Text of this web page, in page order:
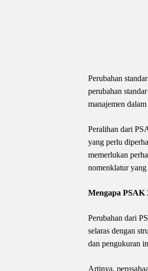
Perubahan
perubahan
manajemen
Peralihan dari
yang perlu
memerlukan
nomenklatur
Mengapa PSAK
Perubahan dari
selaras dengan
dan pengukuran
Artinya,